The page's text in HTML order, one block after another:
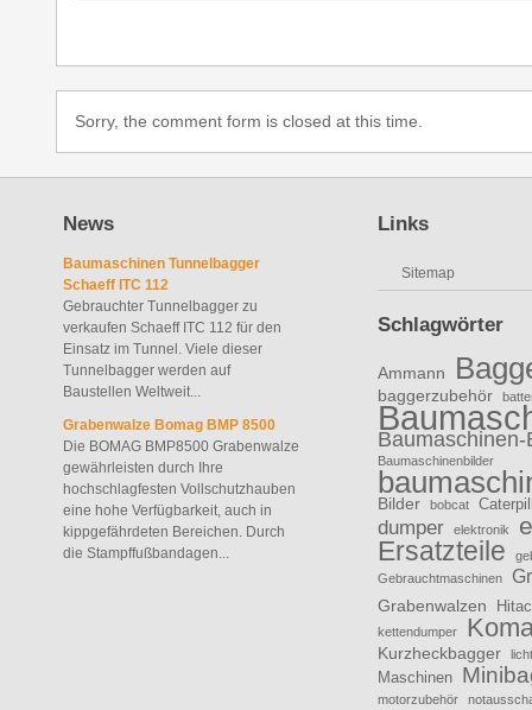
Sorry, the comment form is closed at this time.
News
Baumaschinen Tunnelbagger
Schaeff ITC 112
Gebrauchter Tunnelbagger zu
verkaufen Schaeff ITC 112 für den
Einsatz im Tunnel. Viele dieser
Tunnelbagger werden auf
Baustellen Weltweit...
Grabenwalze Bomag BMP 8500
Die BOMAG BMP8500 Grabenwalze
gewährleisten durch Ihre
hochschlagfesten Vollschutzhauben
eine hohe Verfügbarkeit, auch in
kippgefährdeten Bereichen. Durch
die Stampffußbandagen...
Links
Sitemap
Schlagwörter
Ammann
baggerzubehör
Baumaschinen-
Baumaschinenbilder
Bilder bobcat
dumper elektronik
Ersatzteile
Gebrauchtmaschinen
Grabenwalzen
kettendumper
Kurzheckbagger
Maschinen
motorzubehör